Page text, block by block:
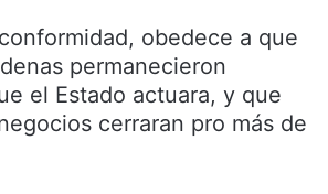
obedece a que
permanecieron
el Estado actuara, y que
cerraran pro más de